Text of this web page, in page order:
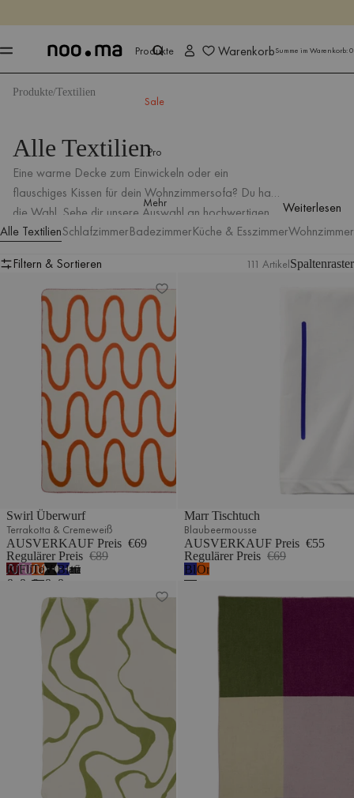
Jetzt shoppen
Produkte
Sale
Pro
Mehr
WarenkorbSumme im Warenkorb:0
Produkte Textilien
Alle Textilien
Eine warme Decke zum Einwickeln oder ein
flauschiges Kissen für dein Wohnzimmersofa? Du hast
die Wahl. Sehe dir unsere Auswahl an hochwertigen
Textilien in aufregenden Farben und Texturen an, die
Weiterlesen
Alle TextilienSchlafzimmerBadezimmerKüche & EsszimmerWohnzimmer
Filtern & Sortieren
111 ArtikelSpaltenraster
Swirl Überwurf
Terrakotta & Cremeweiß
AUSVERKAUF Preis €69
Regulärer Preis €89
Kirschsaft
&
Fliederflaum
&
Cremeweiß
Terrakotta
&
Cremeweiß
Vulkanschwarz
&
Cremeweiß
Blaubeermousse
&
Cremeweiß
7
Marr Tischtuch
Blaubeermousse
AUSVERKAUF Preis €55
Regulärer Preis €69
Blaubeermousse
Orangenschale